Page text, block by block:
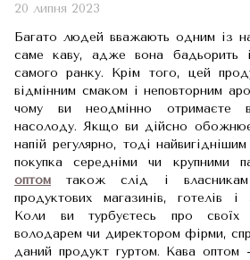
20 липня 2023
Багато людей вважають одним із
саме каву, адже вона бадьорить
самого ранку. Крім того, цей
відмінним смаком і неповторним
чому ви неодмінно отримаєте
насолоду. Якщо ви дійсно
напій регулярно, тоді
покупка середніми чи крупними
оптом також слід і власникам
продуктових магазинів, готелів і
Коли ви турбуєтесь про своїх
володарем чи директором фірми,
даний продукт гуртом. Кава